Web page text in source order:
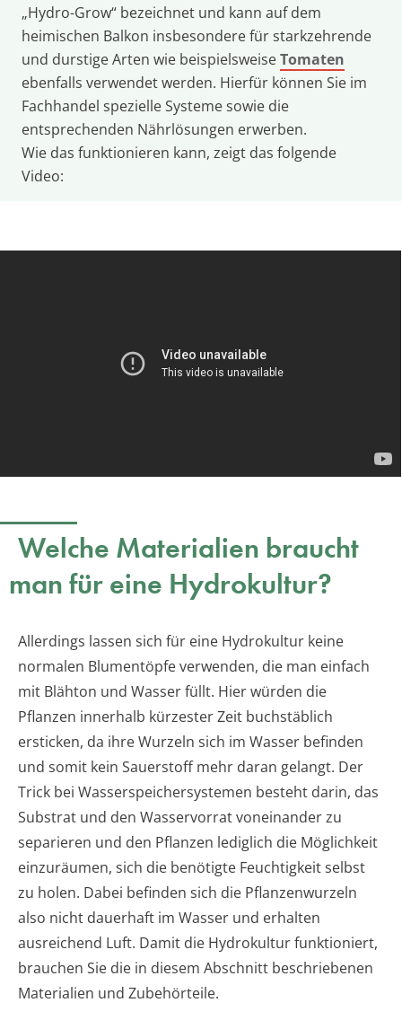
„Hydro-Grow“ bezeichnet und kann auf dem
heimischen Balkon insbesondere für starkzehrende
und durstige Arten wie beispielsweiseTomaten
ebenfalls verwendet werden. Hierfür können Sie im
Fachhandel spezielle Systeme sowie die
entsprechenden Nährlösungen erwerben.
Wie das funktionieren kann, zeigt das folgende
Video:
Welche Materialien braucht
man für eine Hydrokultur?
Allerdings lassen sich für eine Hydrokultur keine
normalen Blumentöpfe verwenden, die man einfach
mit Blähton und Wasser füllt. Hier würden die
Pflanzen innerhalb kürzester Zeit buchstäblich
ersticken, da ihre Wurzeln sich im Wasser befinden
und somit kein Sauerstoff mehr daran gelangt. Der
Trick bei Wasserspeichersystemen besteht darin, das
Substrat und den Wasservorrat voneinander zu
separieren und den Pflanzen lediglich die Möglichkeit
einzuräumen, sich die benötigte Feuchtigkeit selbst
zu holen. Dabei befinden sich die Pflanzenwurzeln
also nicht dauerhaft im Wasser und erhalten
ausreichend Luft. Damit die Hydrokultur funktioniert,
brauchen Sie die in diesem Abschnitt beschriebenen
Materialien und Zubehörteile.